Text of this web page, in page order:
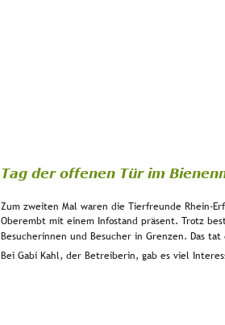
Tag der offenen Tür im
Zum zweiten Mal waren die Tierfreunde Rhein-
Oberembt mit einem Infostand präsent. Trotz
Besucherinnen und Besucher in Grenzen. Das
Bei Gabi Kahl, der Betreiberin, gab es viel